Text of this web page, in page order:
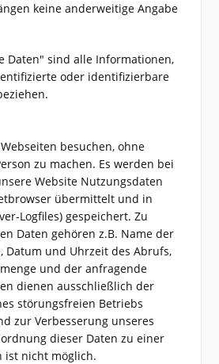
keine anderweitige Angabe
Daten" sind alle Informationen,
oder identifizierbare
besuchen, ohne
zu machen. Es werden bei
Website Nutzungsdaten
übermittelt und in
Logfiles) gespeichert. Zu
Daten gehören z.B. Name der
Datum und Uhrzeit des Abrufs,
und der anfragende
dienen ausschließlich der
störungsfreien Betriebs
zur Verbesserung unseres
dieser Daten zu einer
ist nicht möglich.